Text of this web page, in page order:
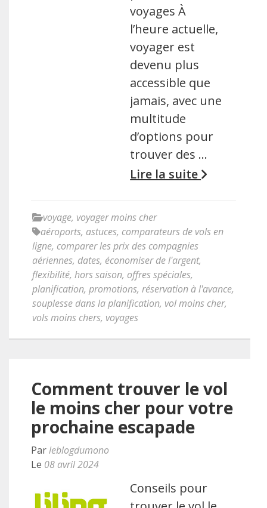
voyages À
l’heure actuelle,
voyager est
devenu plus
accessible que
jamais, avec une
multitude
d’options pour
trouver des …
Lire la suite
voyage, voyager moins cher
aéroports, astuces, comparateurs de vols en
ligne, comparer les prix des compagnies
aériennes, dates, économiser de l'argent,
flexibilité, hors saison, offres spéciales,
planification, promotions, réservation à l'avance,
souplesse dans la planification, vol moins cher,
vols moins chers, voyages
Comment trouver le vol
le moins cher pour votre
prochaine escapade
Parleblogdumono
Le 08 avril 2024
Conseils pour